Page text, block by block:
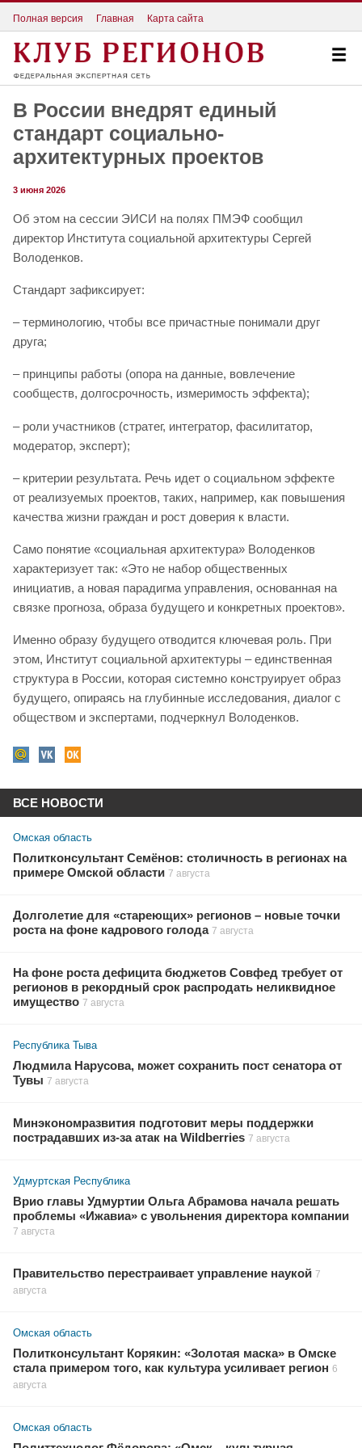
Полная версия Главная Карта сайта
В России внедрят единый
стандарт социально-
архитектурных проектов
3 июня 2026
Об этом на сессии ЭИСИ на полях ПМЭФ сообщил
директор Института социальной архитектуры Сергей
Володенков.
Стандарт зафиксирует:
– терминологию, чтобы все причастные понимали друг
друга;
– принципы работы (опора на данные, вовлечение
сообществ, долгосрочность, измеримость эффекта);
– роли участников (стратег, интегратор, фасилитатор,
модератор, эксперт);
– критерии результата. Речь идет о социальном эффекте
от реализуемых проектов, таких, например, как повышения
качества жизни граждан и рост доверия к власти.
Само понятие «социальная архитектура» Володенков
характеризует так: «Это не набор общественных
инициатив, а новая парадигма управления, основанная на
связке прогноза, образа будущего и конкретных проектов».
Именно образу будущего отводится ключевая роль. При
этом, Институт социальной архитектуры – единственная
структура в России, которая системно конструирует образ
будущего, опираясь на глубинные исследования, диалог с
обществом и экспертами, подчеркнул Володенков.
ВСЕ НОВОСТИ
Омская область
Политконсультант Семёнов: столичность в регионах на
примере Омской области 7 августа
Долголетие для «стареющих» регионов – новые точки
роста на фоне кадрового голода 7 августа
На фоне роста дефицита бюджетов Совфед требует от
регионов в рекордный срок распродать неликвидное
имущество 7 августа
Республика Тыва
Людмила Нарусова, может сохранить пост сенатора от
Тувы 7 августа
Минэкономразвития подготовит меры поддержки
пострадавших из-за атак на Wildberries 7 августа
Удмуртская Республика
Врио главы Удмуртии Ольга Абрамова начала решать
проблемы «Ижавиа» с увольнения директора компании
7 августа
Правительство перестраивает управление наукой 7
августа
Омская область
Политконсультант Корякин: «Золотая маска» в Омске
стала примером того, как культура усиливает регион 6
августа
Омская область